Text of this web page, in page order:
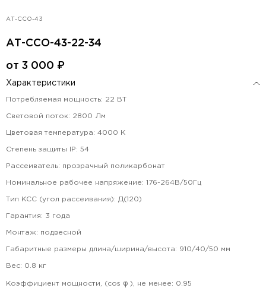
АТ-ССО-43
АТ-ССО-43-22-34
от 3 000 ₽
Характеристики
Потребляемая мощность: 22 ВТ
Световой поток: 2800 Лм
Цветовая температура: 4000 К
Степень защиты IP: 54
Рассеиватель: прозрачный поликарбонат
Номинальное рабочее напряжение: 176-264В/50Гц
Тип КСС (угол рассеивания): Д(120)
Гарантия: 3 года
Монтаж: подвесной
Габаритные размеры длина/ширина/высота: 910/40/50 мм
Вес: 0.8 кг
Коэффициент мощности, (cos φ ), не менее: 0.95